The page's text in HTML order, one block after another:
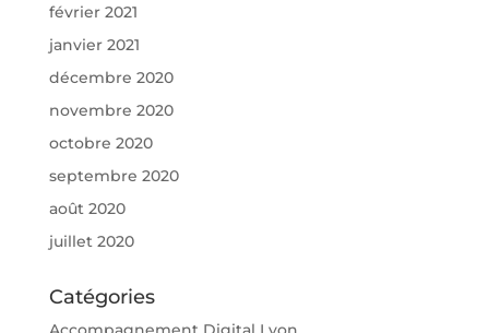
février 2021
janvier 2021
décembre 2020
novembre 2020
octobre 2020
septembre 2020
août 2020
juillet 2020
Catégories